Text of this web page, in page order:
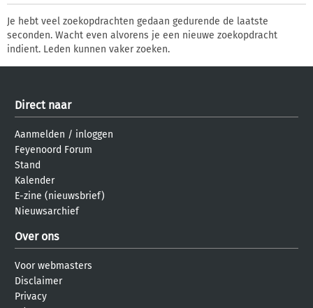
Je hebt veel zoekopdrachten gedaan gedurende de laatste
seconden. Wacht even alvorens je een nieuwe zoekopdracht
indient. Leden kunnen vaker zoeken.
Direct naar
Aanmelden / inloggen
Feyenoord Forum
Stand
Kalender
E-zine (nieuwsbrief)
Nieuwsarchief
Over ons
Voor webmasters
Disclaimer
Privacy